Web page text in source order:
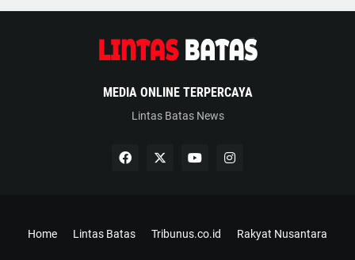
MEDIA ONLINE TERPERCAYA
Lintas Batas News
Home Lintas Batas Tribunus.co.id Rakyat Nusantara